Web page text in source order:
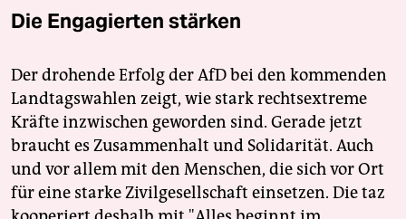
Die Engagierten stärken
Der drohende Erfolg der AfD bei den kommenden
Landtagswahlen zeigt, wie stark rechtsextreme
Kräfte inzwischen geworden sind. Gerade jetzt
braucht es Zusammenhalt und Solidarität. Auch
und vor allem mit den Menschen, die sich vor Ort
für eine starke Zivilgesellschaft einsetzen. Die taz